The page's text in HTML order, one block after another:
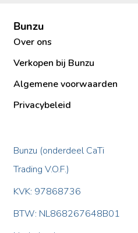
Bunzu
Over ons
Verkopen bij Bunzu
Algemene voorwaarden
Privacybeleid
Bunzu (onderdeel CaTi
Trading V.O.F.)
KVK: 97868736
BTW: NL868267648B01